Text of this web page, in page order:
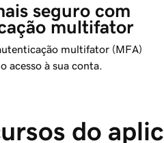
seguro com
multifator
multifator (MFA)
acesso à sua conta.
do